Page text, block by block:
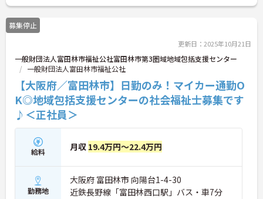
募集停止
更新日：2025年10月21日
一般財団法人富田林市福祉公社富田林市第3圏域地域包括支援センター
一般財団法人富田林市福祉公社
【大阪府／富田林市】日勤のみ！マイカー通勤O
K◎地域包括支援センターの社会福祉士募集です
♪＜正社員＞
給料 月収 19.4万円～22.4万円
勤務地
大阪府 富田林市 向陽台1-4-30
近鉄長野線「富田林西口駅」バス・車7分